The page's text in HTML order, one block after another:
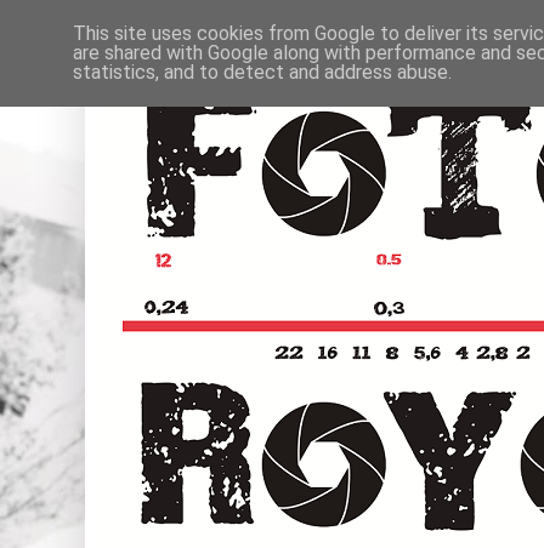
This site uses cookies from Google to deliver its
are shared with Google along with performance and
statistics, and to detect and address abuse.